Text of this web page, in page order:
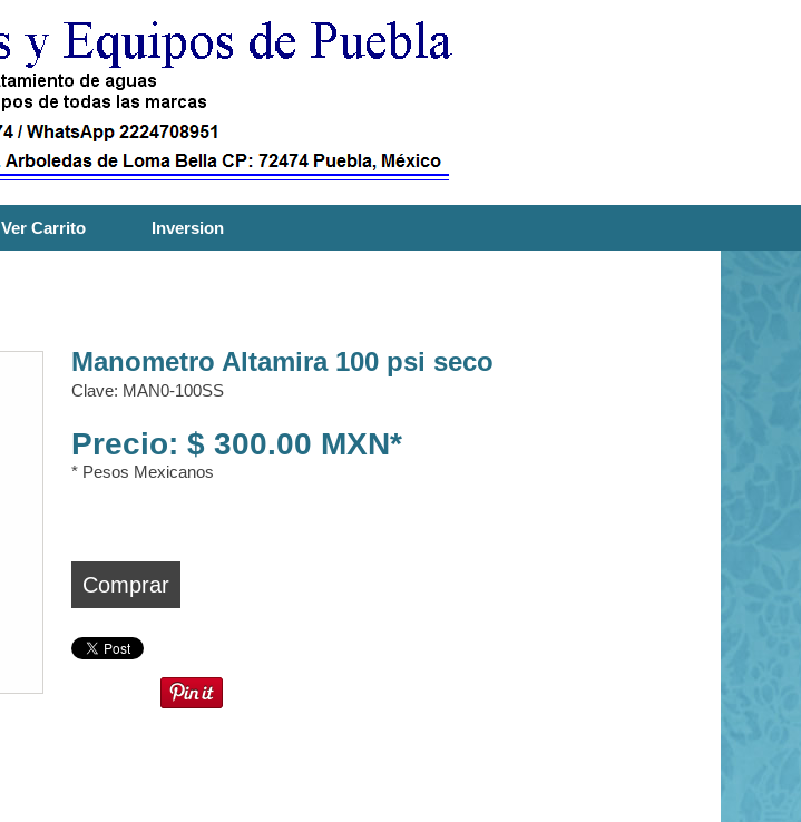
Ver Carrito Inversion
Manometro Altamira 100 psi seco
Clave: MAN0-100SS
Precio: $ 300.00 MXN*
* Pesos Mexicanos
Comprar